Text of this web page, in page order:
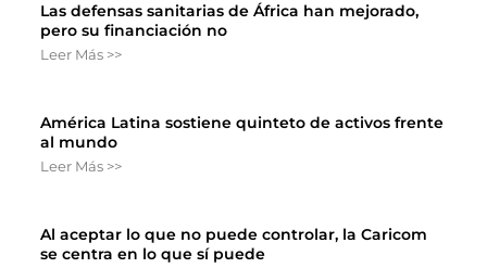
Las defensas sanitarias de África han mejorado,
pero su financiación no
Leer Más >>
América Latina sostiene quinteto de activos frente
al mundo
Leer Más >>
Al aceptar lo que no puede controlar, la Caricom
se centra en lo que sí puede